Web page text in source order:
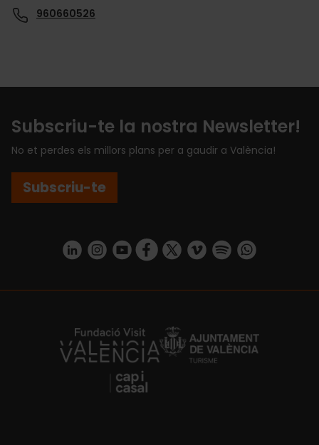
960660526
Subscriu-te la nostra Newsletter!
No et perdes els millors plans per a gaudir a València!
Subscriu-te
https://www.linkedin.com/company/turismo-valencia/mycompany/
https://www.instagram.com/visit_valencia/
https://www.youtube.com/user/
https://www.facebook.com/
https://twitter.com/
https://vimeo.com/
https://https://api.whatsapp.com/
https://fundacion.visitvalencia.com/